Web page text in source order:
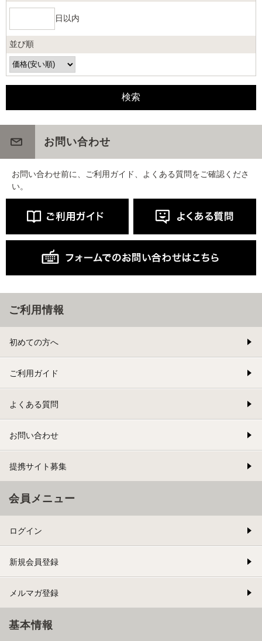
日以内
並び順
お問い合わせ
お問い合わせ前に、ご利用ガイド、よくある質問をご確認くださ
い。
ご利用情報
初めての方へ
ご利用ガイド
よくある質問
お問い合わせ
提携サイト募集
会員メニュー
ログイン
新規会員登録
メルマガ登録
基本情報